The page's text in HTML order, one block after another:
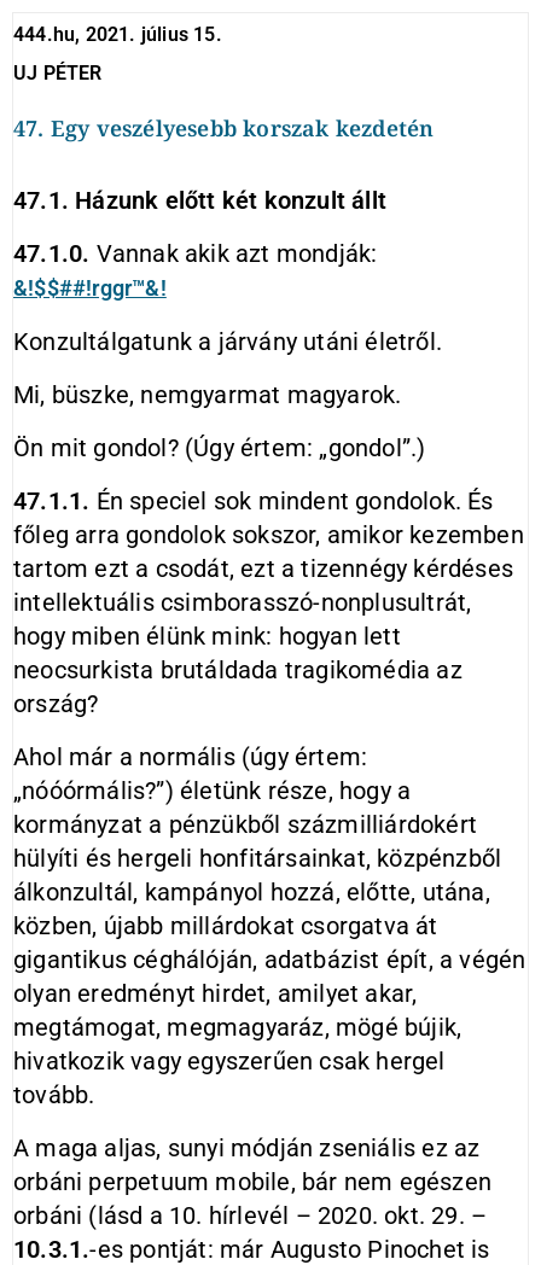
444.hu, 2021. július 15.
UJ PÉTER
47. Egy veszélyesebb korszak kezdetén
47.1. Házunk előtt két konzult állt
47.1.0. Vannak akik azt mondják:
&!$$##!rggr™&!
Konzultálgatunk a járvány utáni életről.
Mi, büszke, nemgyarmat magyarok.
Ön mit gondol? (Úgy értem: „gondol”.)
47.1.1. Én speciel sok mindent gondolok. És
főleg arra gondolok sokszor, amikor kezemben
tartom ezt a csodát, ezt a tizennégy kérdéses
intellektuális csimborasszó-nonplusultrát,
hogy miben élünk mink: hogyan lett
neocsurkista brutáldada tragikomédia az
ország?
Ahol már a normális (úgy értem:
„nóóórmális?”) életünk része, hogy a
kormányzat a pénzükből százmilliárdokért
hülyíti és hergeli honfitársainkat, közpénzből
álkonzultál, kampányol hozzá, előtte, utána,
közben, újabb millárdokat csorgatva át
gigantikus céghálóján, adatbázist épít, a végén
olyan eredményt hirdet, amilyet akar,
megtámogat, megmagyaráz, mögé bújik,
hivatkozik vagy egyszerűen csak hergel
tovább.
A maga aljas, sunyi módján zseniális ez az
orbáni perpetuum mobile, bár nem egészen
orbáni (lásd a 10. hírlevél – 2020. okt. 29. –
10.3.1.-es pontját: már Augusto Pinochet is